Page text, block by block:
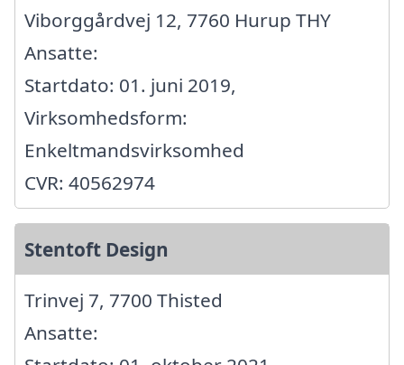
Viborggårdvej 12, 7760 Hurup THY
Ansatte:
Startdato: 01. juni 2019,
Virksomhedsform:
Enkeltmandsvirksomhed
CVR: 40562974
Stentoft Design
Trinvej 7, 7700 Thisted
Ansatte: